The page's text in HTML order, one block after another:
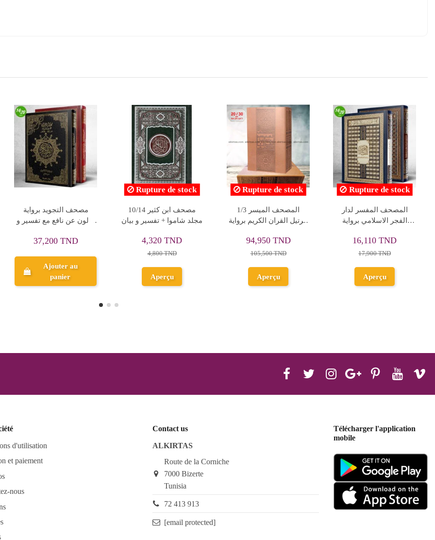
مصحف
مصحف التجويد الواضح
برواية ورش عن نافع بغلاف
Ajouter au
Rupture de stock
جزء قد سمع حفص 17/24
المعرفة
4,320 TND
Rupture de stock
جزء عم المصحف الميسر
قالون - دار العلماء
7,900 TND
Rupture de
مصحف دار السلام 14/20
فني شاموا تجليد
13,050 TND
14,500 TND
d'utilisation
et paiement
nous
Contact us
ALKIRTAS
Route de la Corniche
7000 Bizerte
Tunisia
72 413 913
[email protected]
Télécharger l'application
mobile